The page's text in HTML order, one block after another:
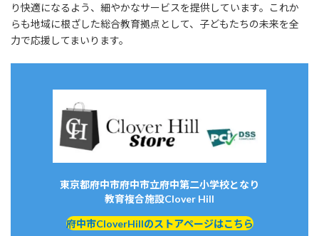
り快適になるよう、細やかなサービスを提供しています。これか
らも地域に根ざした総合教育拠点として、子どもたちの未来を全
力で応援してまいります。
東京都府中市府中市立府中第二小学校となり
教育複合施設Clover Hill
府中市CloverHillのストアページはこちら